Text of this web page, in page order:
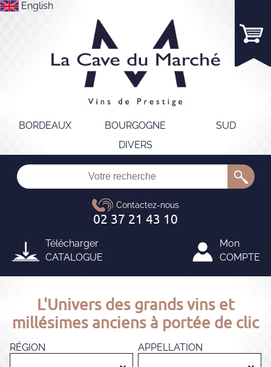
English
BORDEAUX BOURGOGNE
SUD
DIVERS
Télécharger
CATALOGUE
Mon
COMPTE
L'Univers des grands vins et
millésimes anciens à portée de clic
RÉGION APPELLATION